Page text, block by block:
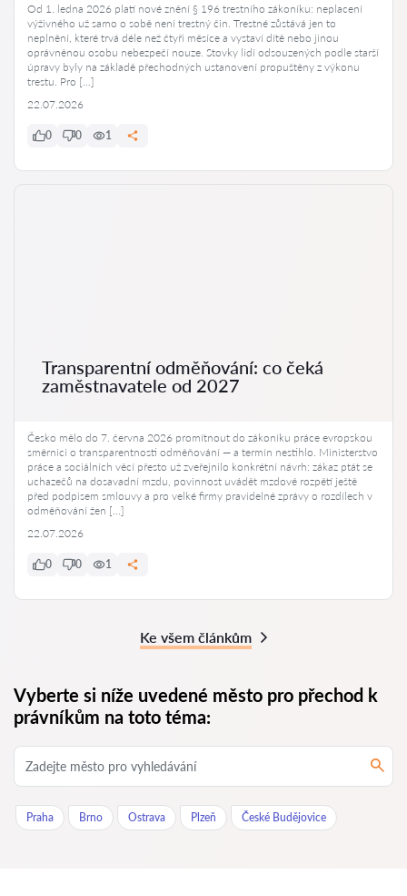
Od 1. ledna 2026 platí nové znění § 196 trestního zákoníku: neplacení
výživného už samo o sobě není trestný čin. Trestné zůstává jen to
neplnění, které trvá déle než čtyři měsíce a vystaví dítě nebo jinou
oprávněnou osobu nebezpečí nouze. Stovky lidí odsouzených podle starší
úpravy byly na základě přechodných ustanovení propuštěny z výkonu
trestu. Pro […]
22.07.2026
0 0 1
Transparentní odměňování: co čeká
zaměstnavatele od 2027
Česko mělo do 7. června 2026 promítnout do zákoníku práce evropskou
směrnici o transparentnosti odměňování — a termín nestihlo. Ministerstvo
práce a sociálních věcí přesto už zveřejnilo konkrétní návrh: zákaz ptát se
uchazečů na dosavadní mzdu, povinnost uvádět mzdové rozpětí ještě
před podpisem smlouvy a pro velké firmy pravidelné zprávy o rozdílech v
odměňování žen […]
22.07.2026
0 0 1
Ke všem článkům
Vyberte si níže uvedené město pro přechod k
právníkům na toto téma:
Praha Brno Ostrava Plzeň České Budějovice